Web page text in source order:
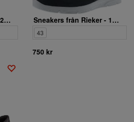
Lloyd Kaleb snörsko - 2585100 Sneakers från Rieker - 16408-14
43
750 kr